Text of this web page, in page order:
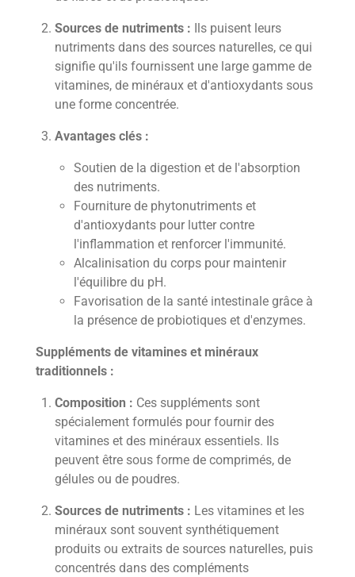
Sources de nutriments : Ils puisent leurs
nutriments dans des sources naturelles, ce qui
signifie qu'ils fournissent une large gamme de
vitamines, de minéraux et d'antioxydants sous
une forme concentrée.
Avantages clés :
Soutien de la digestion et de l'absorption
des nutriments.
Fourniture de phytonutriments et
d'antioxydants pour lutter contre
l'inflammation et renforcer l'immunité.
Alcalinisation du corps pour maintenir
l'équilibre du pH.
Favorisation de la santé intestinale grâce à
la présence de probiotiques et d'enzymes.
Suppléments de vitamines et minéraux
traditionnels :
Composition : Ces suppléments sont
spécialement formulés pour fournir des
vitamines et des minéraux essentiels. Ils
peuvent être sous forme de comprimés, de
gélules ou de poudres.
Sources de nutriments : Les vitamines et les
minéraux sont souvent synthétiquement
produits ou extraits de sources naturelles, puis
concentrés dans des compléments